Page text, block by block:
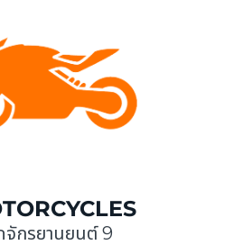
จักรยานยนต์ 9